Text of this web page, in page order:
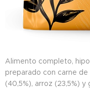
​Alimento completo,
preparado con carne
(40,5%), arroz (23,5%) y